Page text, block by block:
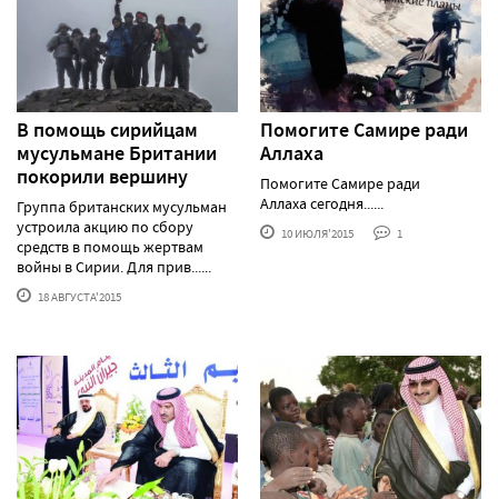
В помощь сирийцам
мусульмане Британии
покорили вершину
Группа британских мусульман
устроила акцию по сбору
средств в помощь жертвам
войны в Сирии. Для прив......
18 АВГУСТА'2015
Помогите Самире ради
Аллаха
Помогите Самире ради
Аллаха сегодня......
10 ИЮЛЯ'2015 1